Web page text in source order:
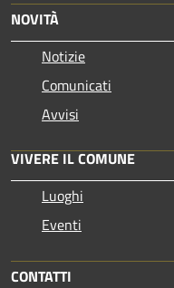
NOVITÀ
Notizie
Comunicati
Avvisi
VIVERE IL COMUNE
Luoghi
Eventi
CONTATTI